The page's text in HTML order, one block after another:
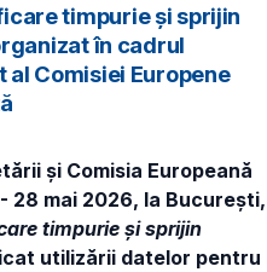
timpurie și sprijin
în cadrul
Comisiei Europene
și Comisia Europeană
28 mai 2026, la București,
timpurie și sprijin
utilizării datelor pentru